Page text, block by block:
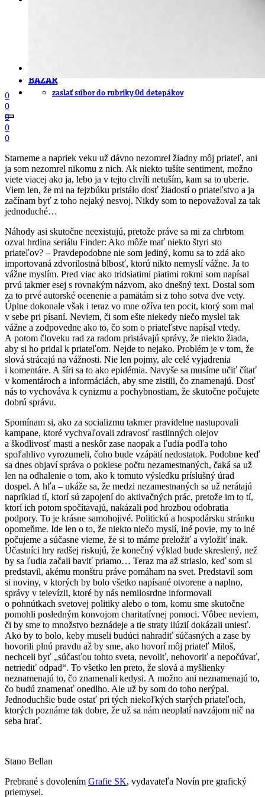
BAZÁR
zaslať súbor do rubriky Od detepákov
0
0
0
0
0
Starneme a napriek veku už dávno nezomrel žiadny môj priateľ, ani
ja som nezomrel nikomu z nich. Ak niekto tušíte sentiment, možno
viete viacej ako ja, lebo ja v tejto chvíli netuším, kam sa to uberie.
Viem len, že mi na fejzbúku pristálo dosť žiadostí o priateľstvo a ja
začínam byť z toho nejaký nesvoj. Nikdy som to nepovažoval za tak
jednoduché…
Náhody asi skutočne neexistujú, pretože práve sa mi za chrbtom
ozval hrdina seriálu Finder: Ako môže mať niekto štyri sto
priateľov? – Pravdepodobne nie som jediný, komu sa to zdá ako
importovaná zdvorilostná blbosť, ktorú nikto nemyslí vážne. Ja to
vážne myslím. Pred viac ako tridsiatimi piatimi rokmi som napísal
prvú takmer esej s rovnakým názvom, ako dnešný text. Dostal som
za to prvé autorské ocenenie a pamätám si z toho sotva dve vety.
Úplne dokonale však i teraz vo mne ožíva ten pocit, ktorý som mal
v sebe pri písaní. Neviem, či som ešte niekedy niečo myslel tak
vážne a zodpovedne ako to, čo som o priateľstve napísal vtedy.
A potom človeku rad za radom pristávajú správy, že niekto žiada,
aby si ho pridal k priateľom. Nejde to nejako. Problém je v tom, že
slová strácajú na vážnosti. Nie len pojmy, ale celé vyjadrenia
i komentáre. A šíri sa to ako epidémia. Navyše sa musíme učiť čítať
v komentároch a informáciách, aby sme zistili, čo znamenajú. Dosť
nás to vychováva k cynizmu a pochybnostiam, že skutočne počujete
dobrú správu.
Spomínam si, ako za socializmu takmer pravidelne nastupovali
kampane, ktoré vychvaľovali zdravosť rastlinných olejov
a škodlivosť masti a neskôr zase naopak a ľudia podľa toho
spoľahlivo vyrozumeli, čoho bude vzápätí nedostatok. Podobne keď
sa dnes objaví správa o poklese počtu nezamestnaných, čaká sa už
len na odhalenie o tom, ako k tomuto výsledku príslušný úrad
dospel. A hľa – ukáže sa, že medzi nezamestnaných sa už nerátajú
napríklad tí, ktorí sú zapojení do aktivačných prác, pretože im to tí,
ktorí ich potom spočítavajú, nakázali pod hrozbou odobratia
podpory. To je krásne samohojivé. Politickú a hospodársku stránku
opomeňme. Ide len o to, že niekto niečo myslí, iné povie, my to iné
počujeme a súčasne vieme, že si to máme preložiť a vyložiť inak.
Účastníci hry radšej riskujú, že konečný výklad bude skreslený, než
by sa ľudia začali baviť priamo… Teraz ma až striaslo, keď som si
predstavil, akému monštru práve pomáham na svet. Predstavil som
si noviny, v ktorých by bolo všetko napísané otvorene a naplno,
správy v televízii, ktoré by nás nemilosrdne informovali
o pohnútkach svetovej politiky alebo o tom, komu sme skutočne
pomohli posledným konvojom charitatívnej pomoci. Vôbec neviem,
či by sme to množstvo beznádeje a tie straty ilúzií dokázali uniesť.
Ako by to bolo, keby museli budúci nahradiť súčasných a zase by
hovorili plnú pravdu až by sme, ako hovorí môj priateľ Miloš,
nechceli byť „súčasťou tohto sveta, nevoliť, nehovoriť a nepočúvať,
netriediť odpad“. To všetko len preto, že slová a myšlienky
neznamenajú to, čo znamenali kedysi. A možno ani neznamenajú to,
čo budú znamenať onedlho. Ale už by som do toho nerýpal.
Jednoduchšie bude ostať pri tých niekoľkých starých priateľoch,
ktorých poznáme tak dobre, že už sa nám neoplatí navzájom nič na
seba hrať.
Stano Bellan
Prebrané s dovolením Grafie SK, vydavateľa Novín pre grafický
priemysel.